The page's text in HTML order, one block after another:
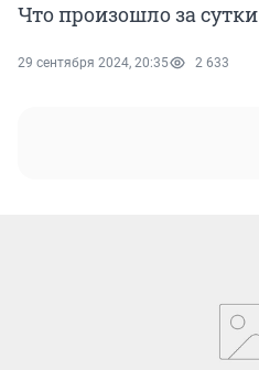
Что произошло за сутки
29 сентября 2024, 20:35 2 633